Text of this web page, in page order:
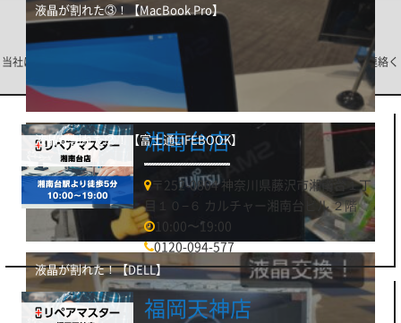
液晶が割れた③！【MacBook Pro】
液晶が割れた②！【富士通LIFEBOOK】
液晶が割れた！【DELL】
店舗一覧
当社は店頭への持込み以外に、宅配修理も可能です。ご希望の店舗を選びご連絡く
ださい。
湘南台店
〒252-0804 神奈川県藤沢市湘南台１丁
目１０−６ カルチャー湘南台ビル ２階
10:00〜19:00
0120-094-577
福岡天神店